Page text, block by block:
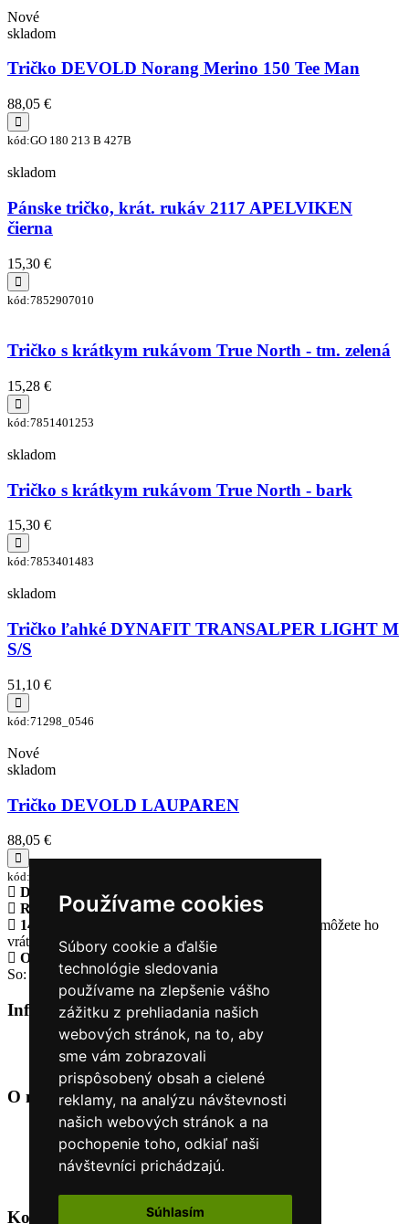
Používame cookies
Súbory cookie a ďalšie
technológie sledovania
používame na zlepšenie vášho
zážitku z prehliadania našich
webových stránok, na to, aby
sme vám zobrazovali
prispôsobený obsah a cielené
reklamy, na analýzu návštevnosti
našich webových stránok a na
pochopenie toho, odkiaľ naši
návštevníci prichádzajú.
Súhlasím
Nové
skladom
Tričko DEVOLD Norang Merino 150 Tee Man
88,05 €
kód:GO 180 213 B 427B
skladom
Pánske tričko, krát. rukáv 2117 APELVIKEN
čierna
15,30 €
kód:7852907010
Tričko s krátkym rukávom True North - tm. zelená
15,28 €
kód:7851401253
skladom
Tričko s krátkym rukávom True North - bark
15,30 €
kód:7853401483
skladom
Tričko ľahké DYNAFIT TRANSALPER LIGHT M
S/S
51,10 €
kód:71298_0546
Nové
skladom
Tričko DEVOLD LAUPAREN
88,05 €
kód:GO 245 211 A 421A
Doprava zadarmo
pri objednávke nad 230€
Rýchle dodanieTovar Vám odošleme do 24 hodín
14 Dní na vrátenie tovaru
Ak Vám tovar nesadne, môžete ho
vrátiť
Otvorené celý týždeň
Po - pia: 8:30 - 16:30
So: 9:00 - 12:00
Informácie+
O nás
Kontakt
O nás +
Úvod
Obchodné podmienky
Nákup na splátky cez Quatro
Kontakt